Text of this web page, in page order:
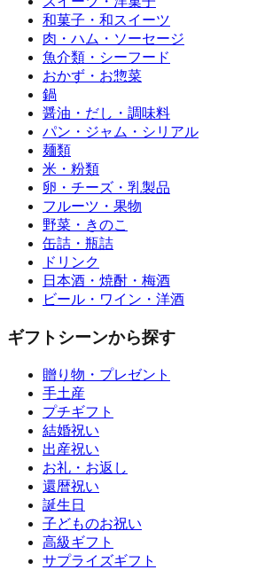
和菓子・和スイーツ
肉・ハム・ソーセージ
魚介類・シーフード
おかず・お惣菜
鍋
醤油・だし・調味料
パン・ジャム・シリアル
麺類
米・粉類
卵・チーズ・乳製品
フルーツ・果物
野菜・きのこ
缶詰・瓶詰
ドリンク
日本酒・焼酎・梅酒
ビール・ワイン・洋酒
ギフトシーンから探す
贈り物・プレゼント
手土産
プチギフト
結婚祝い
出産祝い
お礼・お返し
還暦祝い
誕生日
子どものお祝い
高級ギフト
サプライズギフト